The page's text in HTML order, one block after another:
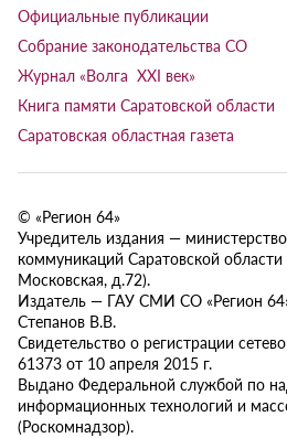
Официальные публикации
Собрание законодательства СО
Журнал «Волга XXI век»
Книга памяти Саратовской области
Саратовская областная газета
© «Регион 64»
Учредитель издания —
коммуникаций Саратовской области
Московская, д.72).
Издатель — ГАУ СМИ СО «Регион
Степанов В.В.
Свидетельство о регистрации
61373 от 10 апреля 2015 г.
Выдано Федеральной службой по
информационных технологий и
(Роскомнадзор).